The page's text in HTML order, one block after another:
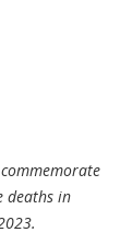
deaths in